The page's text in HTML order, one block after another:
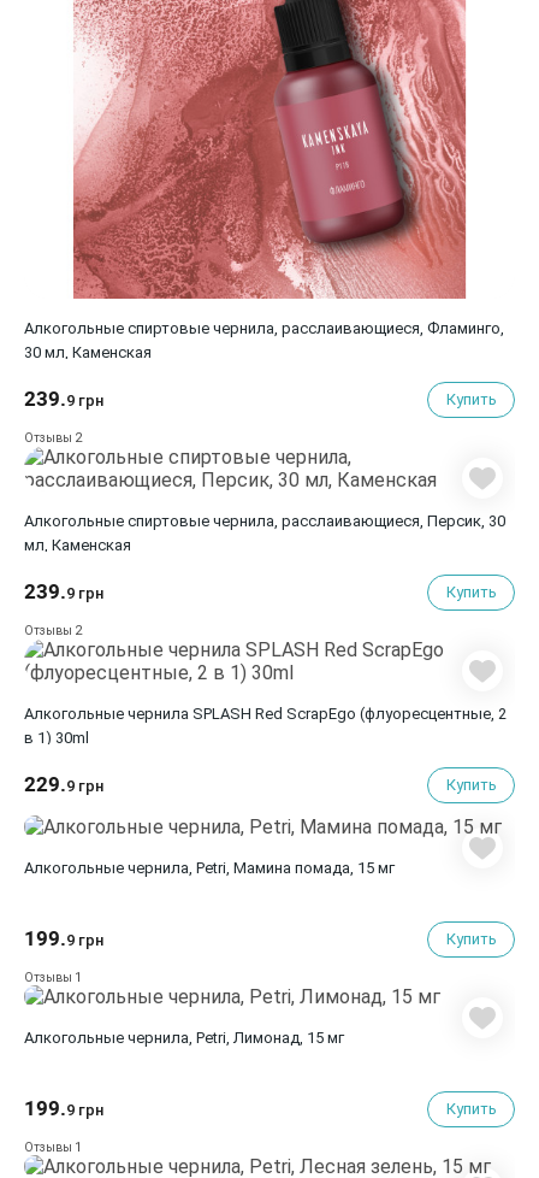
Алкогольные спиртовые чернила, расслаивающиеся, Фламинго,
30 мл, Каменская
239.9 грн Купить
Отзывы 2
Алкогольные спиртовые чернила, расслаивающиеся, Персик, 30
мл, Каменская
239.9 грн Купить
Отзывы 2
Алкогольные чернилa SPLASH Red ScrapEgo (флуоресцентные, 2
в 1) 30ml
229.9 грн Купить
Алкогольные чернила, Petri, Мамина помада, 15 мг
199.9 грн Купить
Отзывы 1
Алкогольные чернила, Petri, Лимонад, 15 мг
199.9 грн Купить
Отзывы 1